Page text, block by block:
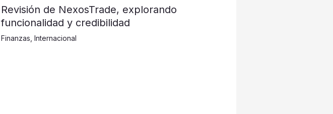
Revisión de NexosTrade, explorando
funcionalidad y credibilidad
Finanzas Internacional